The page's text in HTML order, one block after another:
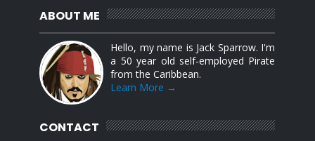
ABOUT ME
Hello, my name is Jack Sparrow. I'm
a 50 year old self-employed Pirate
from the Caribbean.
Learn More →
CONTACT